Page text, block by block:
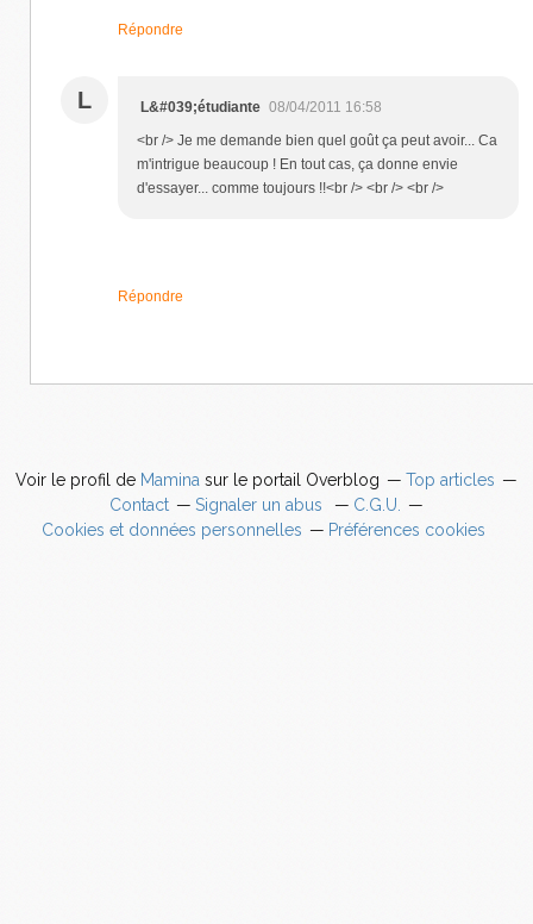
Répondre
L L&#039;étudiante 08/04/2011 16:58
<br /> Je me demande bien quel goût ça peut avoir... Ca
m'intrigue beaucoup ! En tout cas, ça donne envie
d'essayer... comme toujours !!<br /> <br /> <br />
Répondre
Voir le profil de Mamina sur le portail Overblog
Top articles
Contact
Signaler un abus
C.G.U.
Cookies et données personnelles
Préférences cookies